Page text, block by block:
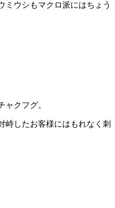
ミウシもマクロ派にはちょう
ャクフグ。
峙したお客様にはもれなく刺